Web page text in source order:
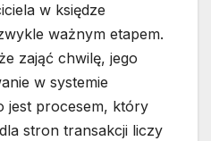
w księdze
ważnym etapem.
zająć chwilę, jego
w systemie
jest procesem, który
stron transakcji liczy